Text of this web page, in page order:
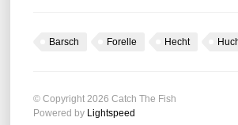
Barsch Forelle Hecht
© Copyright 2026 Catch The Fish
Powered by Lightspeed